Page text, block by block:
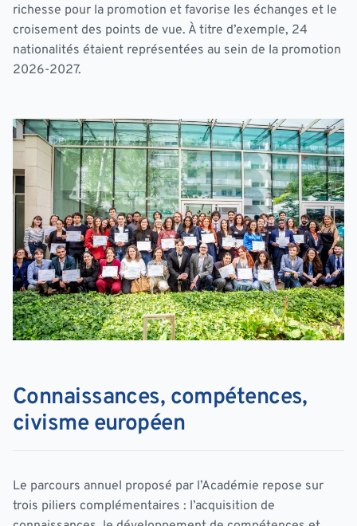
richesse pour la promotion et favorise les échanges et le
croisement des points de vue. À titre d’exemple, 24
nationalités étaient représentées au sein de la promotion
2026-2027.
Connaissances, compétences,
civisme européen
Le parcours annuel proposé par l’Académie repose sur
trois piliers complémentaires : l’acquisition de